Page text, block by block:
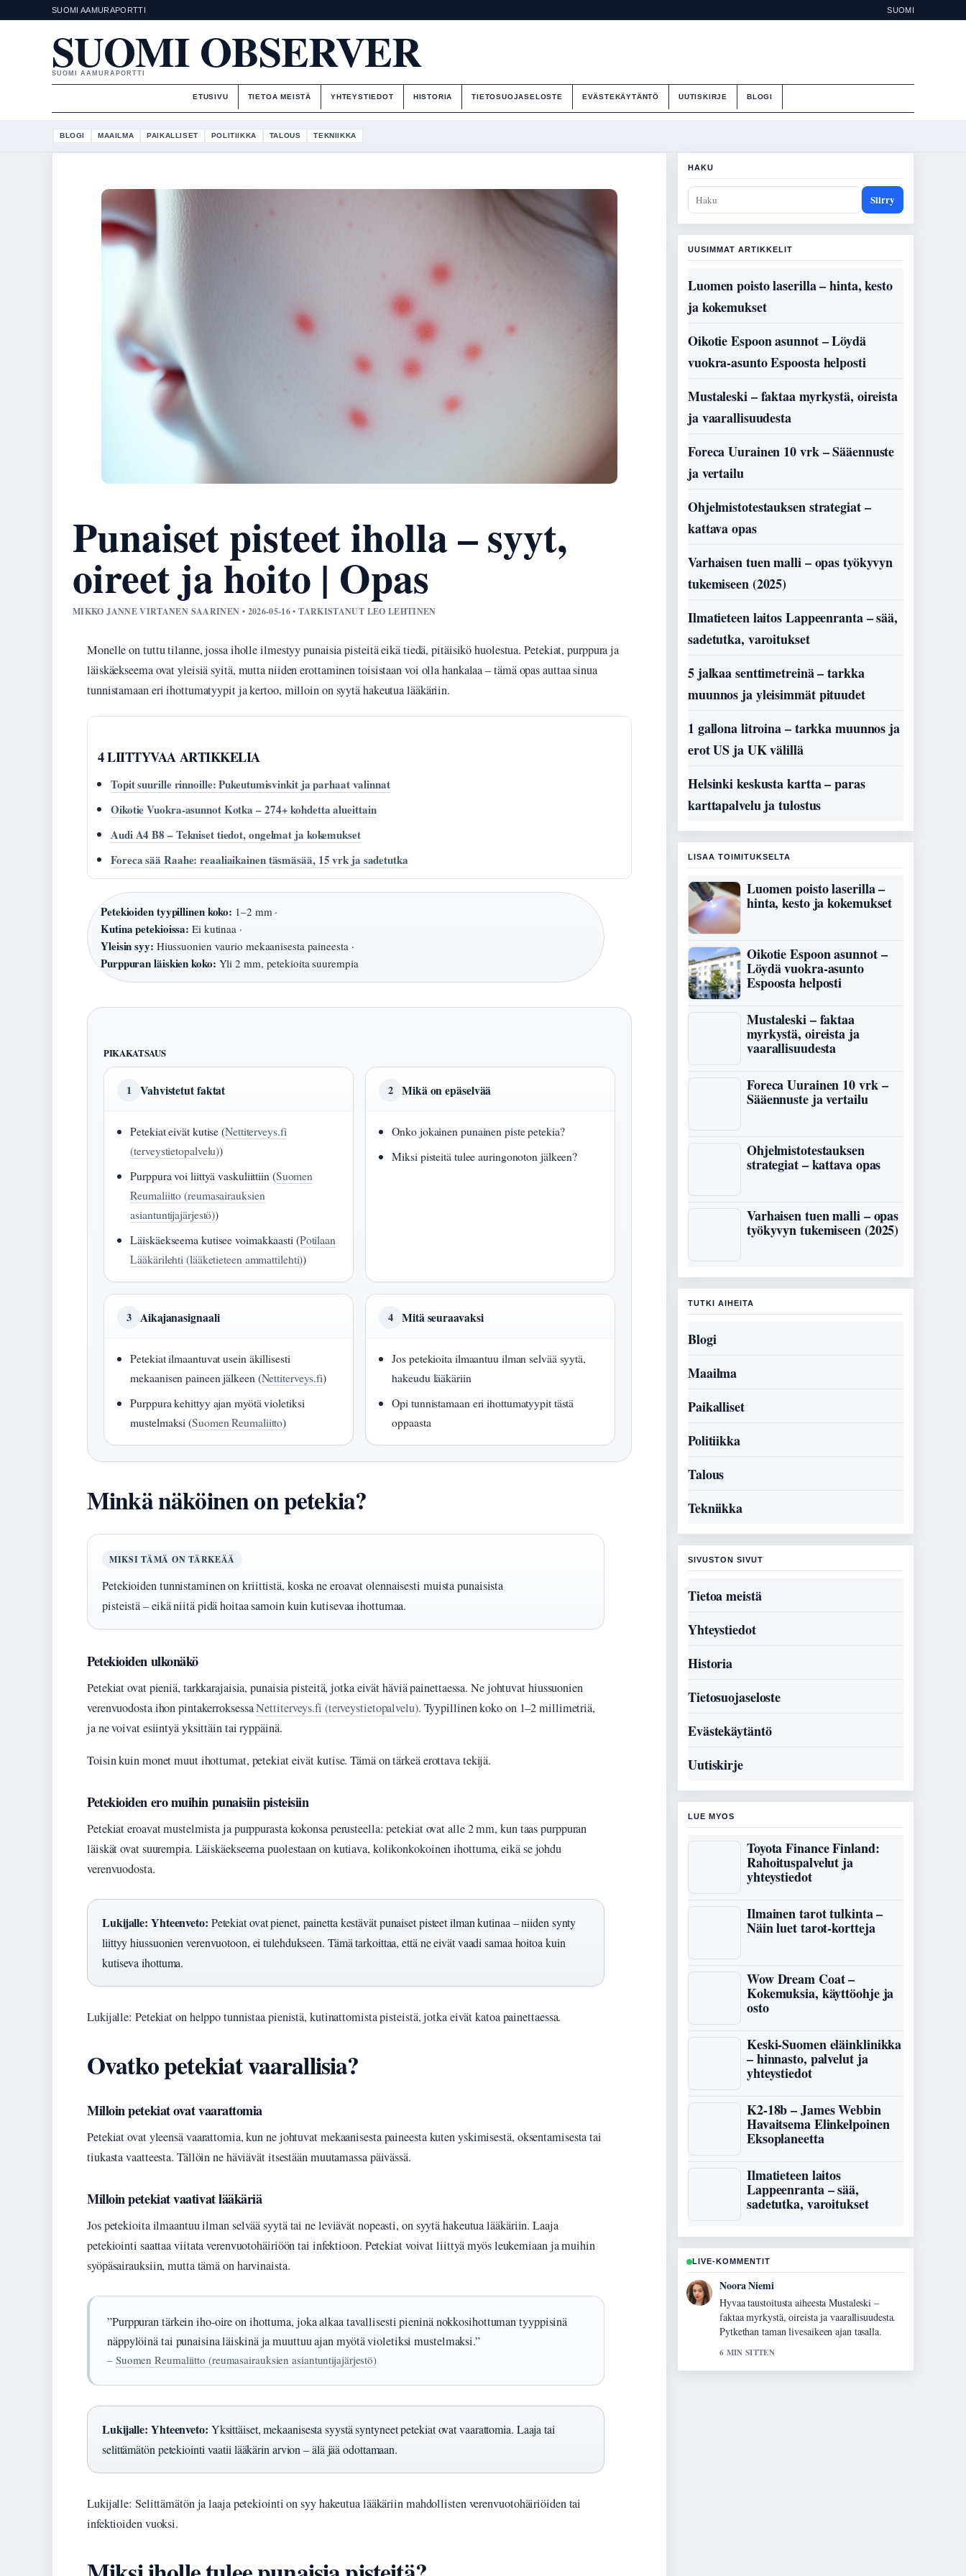
SUOMI AAMURAPORTTI SUOMI
SUOMI OBSERVER
SUOMI AAMURAPORTTI
ETUSIVU TIETOA MEISTÄ YHTEYSTIEDOT HISTORIA TIETOSUOJASELOSTE EVÄSTEKÄYTÄNTÖ UUTISKIRJE BLOGI
BLOGI MAAILMA PAIKALLISET POLITIIKKA TALOUS TEKNIIKKA
Punaiset pisteet iholla – syyt,
oireet ja hoito | Opas
MIKKO JANNE VIRTANEN SAARINEN • 2026-05-16 • TARKISTANUT LEO LEHTINEN
Monelle on tuttu tilanne, jossa iholle ilmestyy punaisia pisteitä eikä tiedä, pitäisikö huolestua. Petekiat, purppura ja
läiskäekseema ovat yleisiä syitä, mutta niiden erottaminen toisistaan voi olla hankalaa – tämä opas auttaa sinua
tunnistamaan eri ihottumatyypit ja kertoo, milloin on syytä hakeutua lääkäriin.
4 LIITTYVAA ARTIKKELIA
Topit suurille rinnoille: Pukeutumisvinkit ja parhaat valinnat
Oikotie Vuokra-asunnot Kotka – 274+ kohdetta alueittain
Audi A4 B8 – Tekniset tiedot, ongelmat ja kokemukset
Foreca sää Raahe: reaaliaikainen täsmäsää, 15 vrk ja sadetutka
Petekioiden tyypillinen koko: 1–2 mm ·
Kutina petekioissa: Ei kutinaa ·
Yleisin syy: Hiussuonien vaurio mekaanisesta paineesta ·
Purppuran läiskien koko: Yli 2 mm, petekioita suurempia
PIKAKATSAUS
1 Vahvistetut faktat
Petekiat eivät kutise (Nettiterveys.fi
(terveystietopalvelu))
Purppura voi liittyä vaskuliittiin (Suomen
Reumaliitto (reumasairauksien
asiantuntijajärjestö))
Läiskäekseema kutisee voimakkaasti (Potilaan
Lääkärilehti (lääketieteen ammattilehti))
2 Mikä on epäselvää
Onko jokainen punainen piste petekia?
Miksi pisteitä tulee auringonoton jälkeen?
3 Aikajanasignaali
Petekiat ilmaantuvat usein äkillisesti
mekaanisen paineen jälkeen (Nettiterveys.fi)
Purppura kehittyy ajan myötä violetiksi
mustelmaksi (Suomen Reumaliitto)
4 Mitä seuraavaksi
Jos petekioita ilmaantuu ilman selvää syytä,
hakeudu lääkäriin
Opi tunnistamaan eri ihottumatyypit tästä
oppaasta
Minkä näköinen on petekia?
MIKSI TÄMÄ ON TÄRKEÄÄ
Petekioiden tunnistaminen on kriittistä, koska ne eroavat olennaisesti muista punaisista
pisteistä – eikä niitä pidä hoitaa samoin kuin kutisevaa ihottumaa.
Petekioiden ulkonäkö
Petekiat ovat pieniä, tarkkarajaisia, punaisia pisteitä, jotka eivät häviä painettaessa. Ne johtuvat hiussuonien
verenvuodosta ihon pintakerroksessaNettiterveys.fi (terveystietopalvelu). Tyypillinen koko on 1–2 millimetriä,
ja ne voivat esiintyä yksittäin tai ryppäinä.
Toisin kuin monet muut ihottumat, petekiat eivät kutise. Tämä on tärkeä erottava tekijä.
Petekioiden ero muihin punaisiin pisteisiin
Petekiat eroavat mustelmista ja purppurasta kokonsa perusteella: petekiat ovat alle 2 mm, kun taas purppuran
läiskät ovat suurempia. Läiskäekseema puolestaan on kutiava, kolikonkokoinen ihottuma, eikä se johdu
verenvuodosta.
Lukijalle: Yhteenveto: Petekiat ovat pienet, painetta kestävät punaiset pisteet ilman kutinaa – niiden synty
liittyy hiussuonien verenvuotoon, ei tulehdukseen. Tämä tarkoittaa, että ne eivät vaadi samaa hoitoa kuin
kutiseva ihottuma.
Lukijalle: Petekiat on helppo tunnistaa pienistä, kutinattomista pisteistä, jotka eivät katoa painettaessa.
Ovatko petekiat vaarallisia?
Milloin petekiat ovat vaarattomia
Petekiat ovat yleensä vaarattomia, kun ne johtuvat mekaanisesta paineesta kuten yskimisestä, oksentamisesta tai
tiukasta vaatteesta. Tällöin ne häviävät itsestään muutamassa päivässä.
Milloin petekiat vaativat lääkäriä
Jos petekioita ilmaantuu ilman selvää syytä tai ne leviävät nopeasti, on syytä hakeutua lääkäriin. Laaja
petekiointi saattaa viitata verenvuotohäiriöön tai infektioon. Petekiat voivat liittyä myös leukemiaan ja muihin
syöpäsairauksiin, mutta tämä on harvinaista.
”Purppuran tärkein iho-oire on ihottuma, joka alkaa tavallisesti pieninä nokkosihottuman tyyppisinä
näppylöinä tai punaisina läiskinä ja muuttuu ajan myötä violetiksi mustelmaksi.”
– Suomen Reumaliitto (reumasairauksien asiantuntijajärjestö)
Lukijalle: Yhteenveto: Yksittäiset, mekaanisesta syystä syntyneet petekiat ovat vaarattomia. Laaja tai
selittämätön petekiointi vaatii lääkärin arvion – älä jää odottamaan.
Lukijalle: Selittämätön ja laaja petekiointi on syy hakeutua lääkäriin mahdollisten verenvuotohäiriöiden tai
infektioiden vuoksi.
HAKU
Siirry
UUSIMMAT ARTIKKELIT
Luomen poisto laserilla – hinta, kesto
ja kokemukset
Oikotie Espoon asunnot – Löydä
vuokra-asunto Espoosta helposti
Mustaleski – faktaa myrkystä, oireista
ja vaarallisuudesta
Foreca Uurainen 10 vrk – Sääennuste
ja vertailu
Ohjelmistotestauksen strategiat –
kattava opas
Varhaisen tuen malli – opas työkyvyn
tukemiseen (2025)
Ilmatieteen laitos Lappeenranta – sää,
sadetutka, varoitukset
5 jalkaa senttimetreinä – tarkka
muunnos ja yleisimmät pituudet
1 gallona litroina – tarkka muunnos ja
erot US ja UK välillä
Helsinki keskusta kartta – paras
karttapalvelu ja tulostus
LISAA TOIMITUKSELTA
Luomen poisto laserilla –
hinta, kesto ja kokemukset
Oikotie Espoon asunnot –
Löydä vuokra-asunto
Espoosta helposti
Mustaleski – faktaa
myrkystä, oireista ja
vaarallisuudesta
Foreca Uurainen 10 vrk –
Sääennuste ja vertailu
Ohjelmistotestauksen
strategiat – kattava opas
Varhaisen tuen malli – opas
työkyvyn tukemiseen (2025)
TUTKI AIHEITA
Blogi
Maailma
Paikalliset
Politiikka
Talous
Tekniikka
SIVUSTON SIVUT
Tietoa meistä
Yhteystiedot
Historia
Tietosuojaseloste
Evästekäytäntö
Uutiskirje
LUE MYOS
Toyota Finance Finland:
Rahoituspalvelut ja
yhteystiedot
Ilmainen tarot tulkinta –
Näin luet tarot-kortteja
Wow Dream Coat –
Kokemuksia, käyttöohje ja
osto
Keski-Suomen eläinklinikka
– hinnasto, palvelut ja
yhteystiedot
K2-18b – James Webbin
Havaitsema Elinkelpoinen
Eksoplaneetta
Ilmatieteen laitos
Lappeenranta – sää,
sadetutka, varoitukset
LIVE-KOMMENTIT
Oskari Lehtinen
Raportointi Luomen poisto laserilla – hinta,
kesto ja...-aiheesta tuntuu luotettavalta ja
helppolukuiselta.
8 MIN SITTEN